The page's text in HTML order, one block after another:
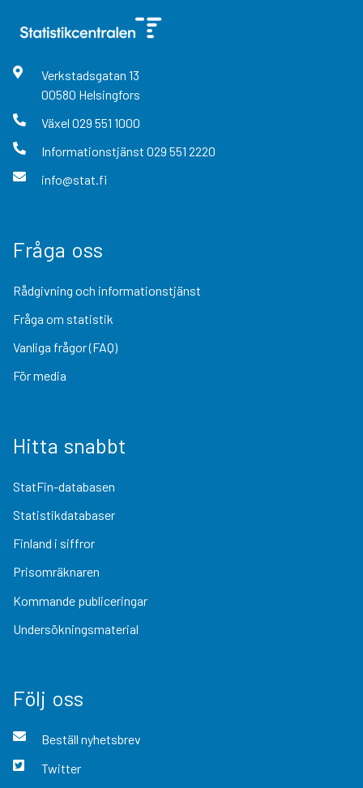
Verkstadsgatan 13
00580 Helsingfors
Växel 029 551 1000
Informationstjänst 029 551 2220
info@stat.fi
Fråga oss
Rådgivning och informationstjänst
Fråga om statistik
Vanliga frågor (FAQ)
För media
Hitta snabbt
StatFin-databasen
Statistikdatabaser
Finland i siffror
Prisomräknaren
Kommande publiceringar
Undersökningsmaterial
Följ oss
Beställ nyhetsbrev
Twitter